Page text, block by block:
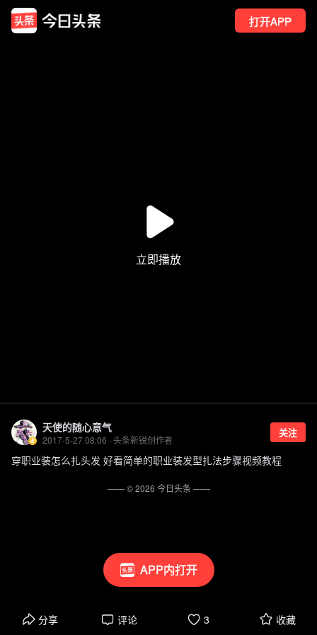
打开APP
APP内打开
天使的随心意气
2017-5-27 08:06 · 头条新锐创作者
关注
穿职业装怎么扎头发 好看简单的职业装发型扎法步骤视频教程
分享 评论 3 收藏
—— ©2026 今日头条——